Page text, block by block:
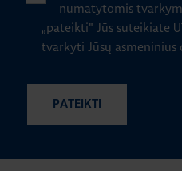
numatytomis
„pateikti" Jūs suteikiate
tvarkyti Jūsų asmeninius